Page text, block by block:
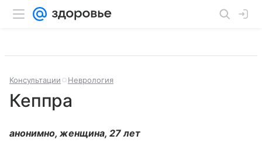
Консультации Неврология
Кеппра
анонимно, женщина, 27 лет